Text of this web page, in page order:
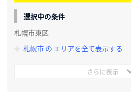
選択中の条件
札幌市東区
札幌市 の エリアを全て表示する
さらに表示